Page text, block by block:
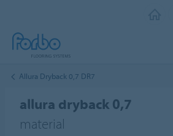
Allura Dryback 0,7 DR7
allura dryback 0,7
material